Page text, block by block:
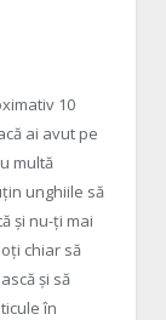
10
ai avut pe
multă
unghiile să
și nu-ți mai
chiar să
și să
în